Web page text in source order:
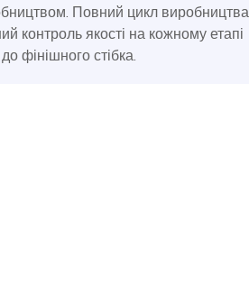
Повний цикл виробництва
контроль якості на кожному етапі
фінішного стібка.